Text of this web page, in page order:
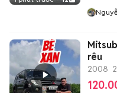
rêu
2008